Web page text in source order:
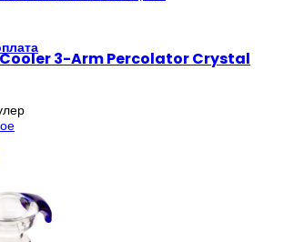
3-Arm Percolator Crystal